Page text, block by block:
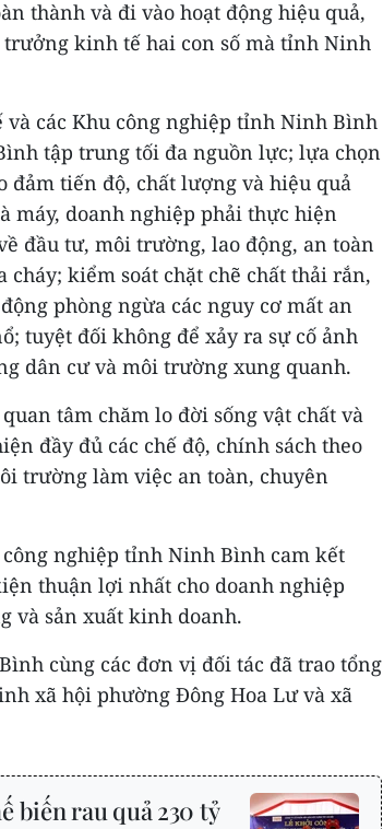
thành và đi vào hoạt động hiệu quả,
kinh tế hai con số mà tỉnh Ninh
các Khu công nghiệp tỉnh Ninh Bình
tập trung tối đa nguồn lực; lựa chọn
đảm tiến độ, chất lượng và hiệu quả
máy, doanh nghiệp phải thực hiện
đầu tư, môi trường, lao động, an toàn
cháy; kiểm soát chặt chẽ chất thải rắn,
phòng ngừa các nguy cơ mất an
tuyệt đối không để xảy ra sự cố ảnh
dân cư và môi trường xung quanh.
tâm chăm lo đời sống vật chất và
đầy đủ các chế độ, chính sách theo
trường làm việc an toàn, chuyên
nghiệp tỉnh Ninh Bình cam kết
thuận lợi nhất cho doanh nghiệp
và sản xuất kinh doanh.
cùng các đơn vị đối tác đã trao tổng
xã hội phường Đông Hoa Lư và xã
biến rau quả 230 tỷ